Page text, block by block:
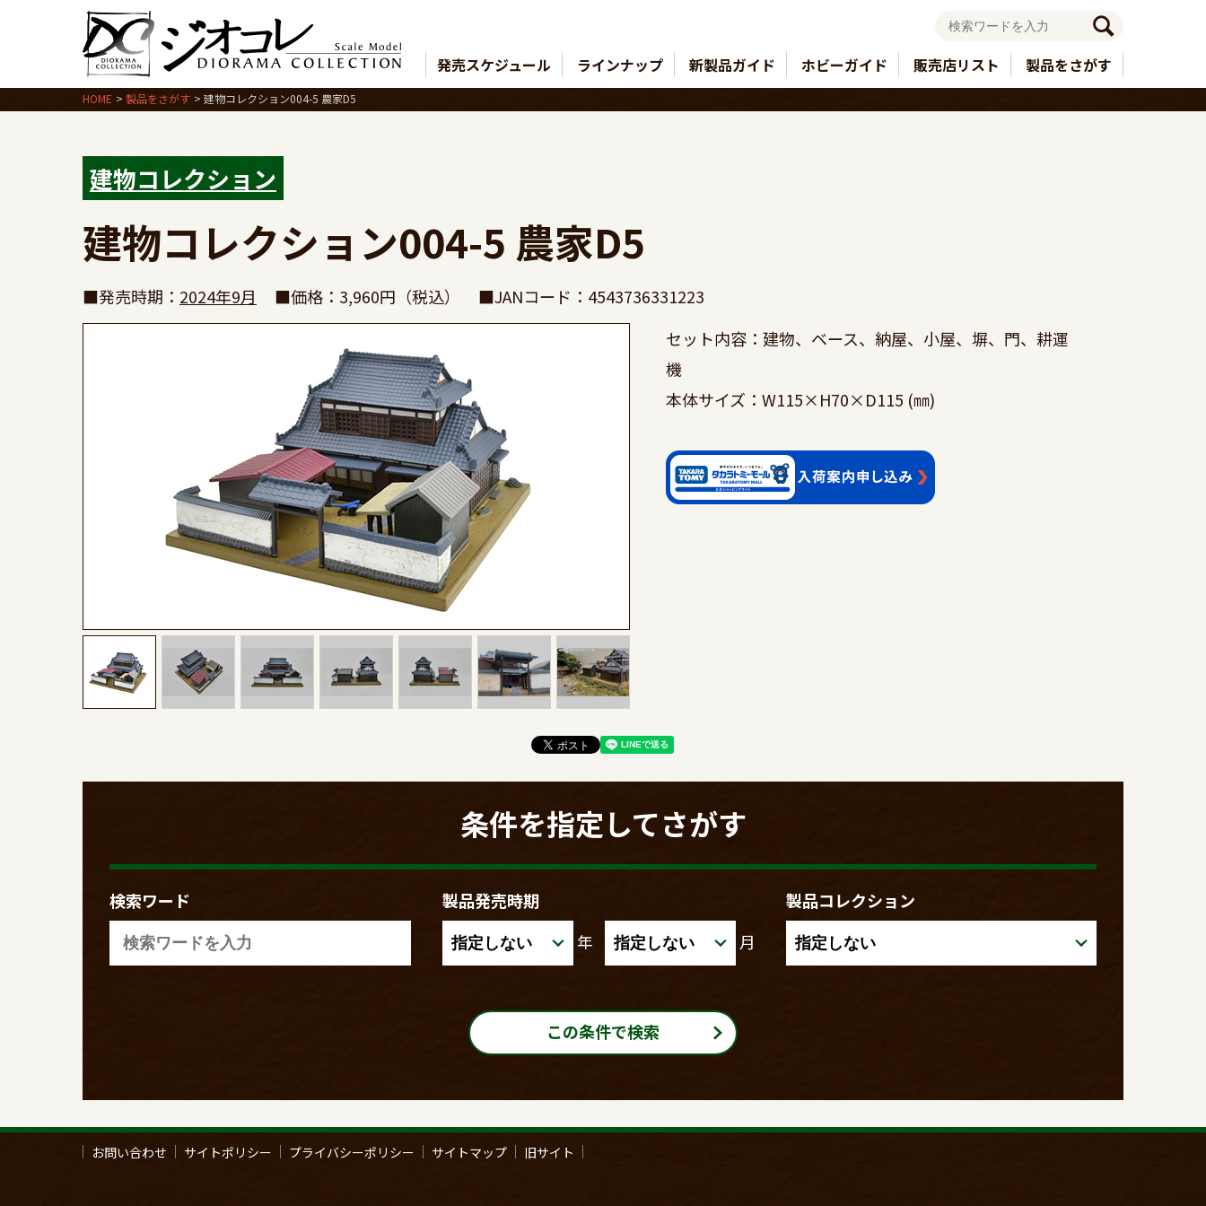
発売スケジュール ラインナップ 新製品ガイド ホビーガイド 販売店リスト 製品をさがす
HOME 製品をさがす 建物コレクション004-5 農家D5
建物コレクション
建物コレクション004-5 農家D5
■発売時期： 2024年9月 ■価格：3,960円（税込）
■JANコード：4543736331223
セット内容：建物、ベース、納屋、小屋、塀、門、耕運
機
本体サイズ：W115×H70×D115 (㎜)
条件を指定してさがす
検索ワード
製品発売時期
年
月
製品コレクション
この条件で検索
お問い合わせ サイトポリシー プライバシーポリシー サイトマップ 旧サイト